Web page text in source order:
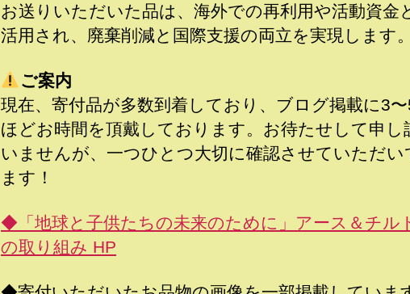
お送りいただいた品は、海外での再利用や活動資金
活用され、廃棄削減と国際支援の両立を実現します。
ご案内
現在、寄付品が多数到着しており、ブログ掲載に3〜
ほどお時間を頂戴しております。お待たせして申し
いませんが、一つひとつ大切に確認させていただい
ます！
◆「地球と子供たちの未来のために」アース＆チル
の取り組み HP